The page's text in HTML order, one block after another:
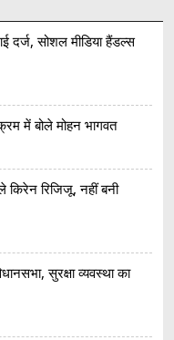
दर्ज, सोशल मीडिया हैंडल्स
में बोले मोहन भागवत
किरेन रिजिजू, नहीं बनी
सुरक्षा व्यवस्था का